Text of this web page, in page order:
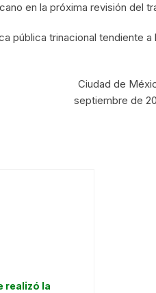
en la próxima revisión del
pública trinacional tendiente
Ciudad de
septiembre de
realizó la